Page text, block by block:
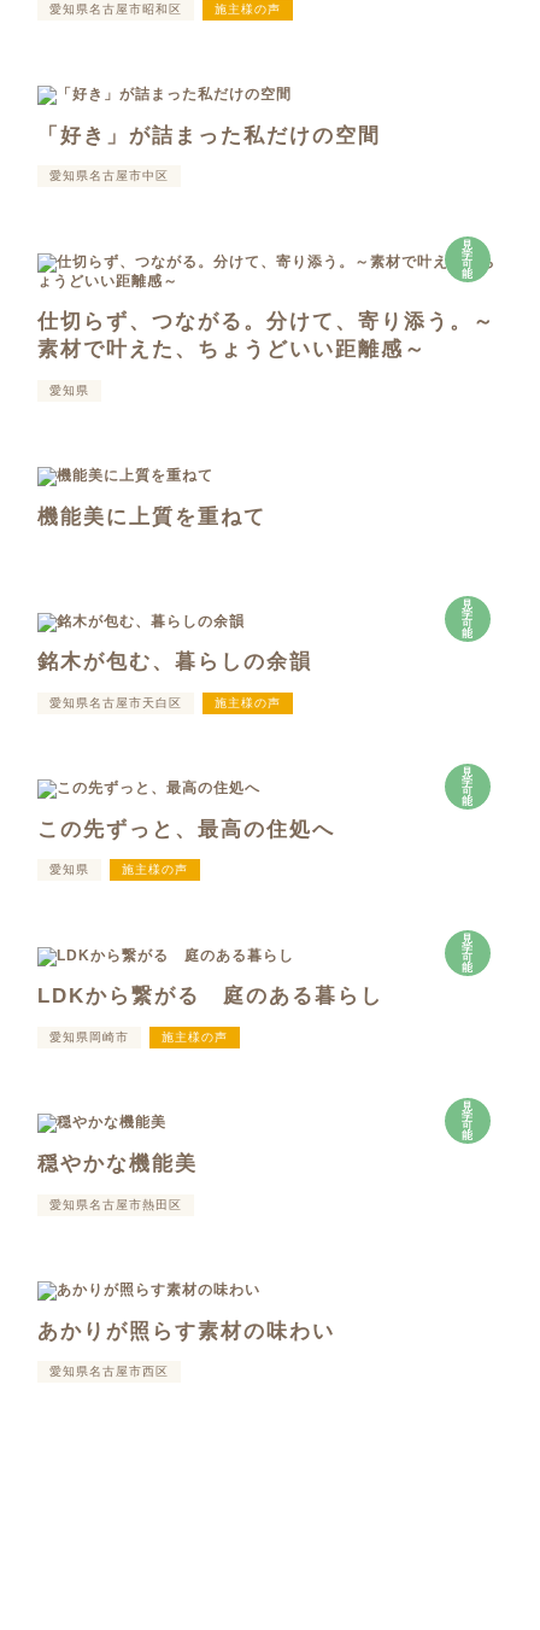
愛知県名古屋市昭和区 施主様の声
「好き」が詰まった私だけの空間
愛知県名古屋市中区
見
学
可
能
仕切らず、つながる。分けて、寄り添う。～
素材で叶えた、ちょうどいい距離感～
愛知県
機能美に上質を重ねて
見
学
可
能
銘木が包む、暮らしの余韻
愛知県名古屋市天白区 施主様の声
見
学
可
能
この先ずっと、最高の住処へ
愛知県 施主様の声
見
学
可
能
LDKから繋がる 庭のある暮らし
愛知県岡崎市 施主様の声
見
学
可
能
穏やかな機能美
愛知県名古屋市熱田区
あかりが照らす素材の味わい
愛知県名古屋市西区